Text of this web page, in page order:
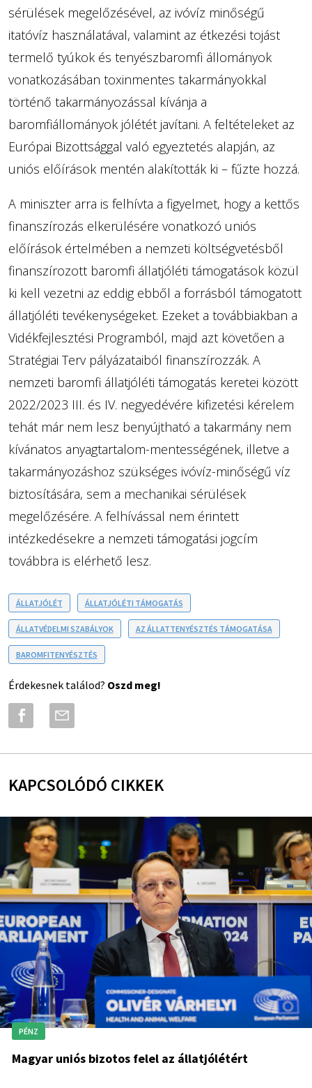
sérülések megelőzésével, az ivóvíz minőségű
itatóvíz használatával, valamint az étkezési tojást
termelő tyúkok és tenyészbaromfi állományok
vonatkozásában toxinmentes takarmányokkal
történő takarmányozással kívánja a
baromfiállományok jólétét javítani. A feltételeket az
Európai Bizottsággal való egyeztetés alapján, az
uniós előírások mentén alakították ki – fűzte hozzá.
A miniszter arra is felhívta a figyelmet, hogy a kettős
finanszírozás elkerülésére vonatkozó uniós
előírások értelmében a nemzeti költségvetésből
finanszírozott baromfi állatjóléti támogatások közül
ki kell vezetni az eddig ebből a forrásból támogatott
állatjóléti tevékenységeket. Ezeket a továbbiakban a
Vidékfejlesztési Programból, majd azt követően a
Stratégiai Terv pályázataiból finanszírozzák. A
nemzeti baromfi állatjóléti támogatás keretei között
2022/2023 III. és IV. negyedévére kifizetési kérelem
tehát már nem lesz benyújtható a takarmány nem
kívánatos anyagtartalom-mentességének, illetve a
takarmányozáshoz szükséges ivóvíz-minőségű víz
biztosítására, sem a mechanikai sérülések
megelőzésére. A felhívással nem érintett
intézkedésekre a nemzeti támogatási jogcím
továbbra is elérhető lesz.
ÁLLATJÓLÉT ÁLLATJÓLÉTI TÁMOGATÁS
ÁLLATVÉDELMI SZABÁLYOK AZ ÁLLATTENYÉSZTÉS TÁMOGATÁSA
BAROMFITENYÉSZTÉS
Érdekesnek találod? Oszd meg!
KAPCSOLÓDÓ CIKKEK
PÉNZ
Magyar uniós bizotos felel az állatjólétért